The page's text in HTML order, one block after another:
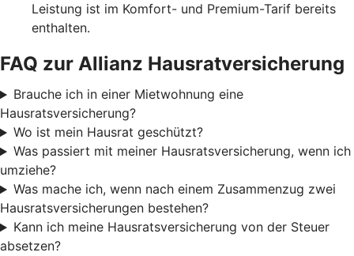
Leistung ist im Komfort- und Premium-Tarif bereits
enthalten.
FAQ zur Allianz Hausratversicherung
Brauche ich in einer Mietwohnung eine
Hausratsversicherung?
Wo ist mein Hausrat geschützt?
Was passiert mit meiner Hausratsversicherung, wenn ich
umziehe?
Was mache ich, wenn nach einem Zusammenzug zwei
Hausratsversicherungen bestehen?
Kann ich meine Hausratsversicherung von der Steuer
absetzen?